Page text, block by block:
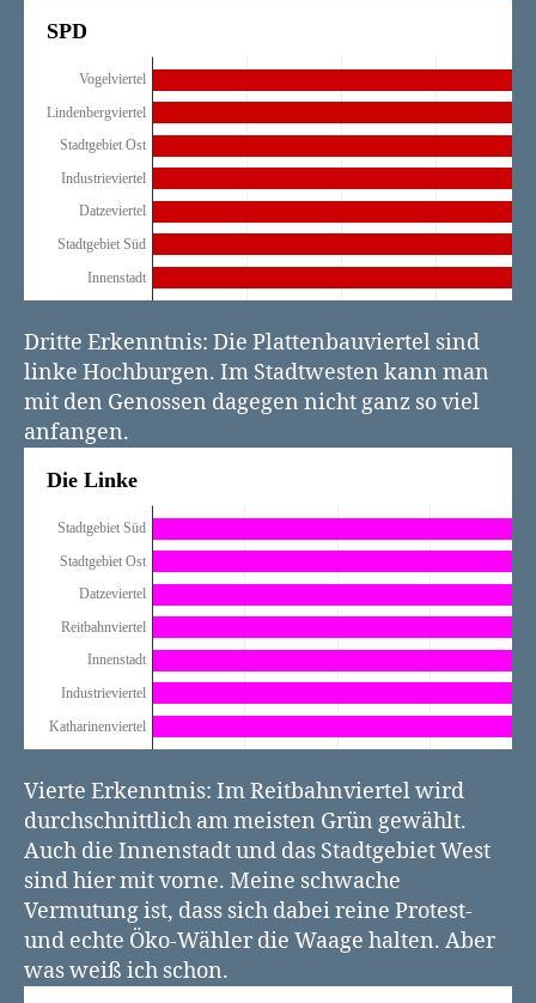
Dritte Erkenntnis: Die Plattenbauviertel sind
linke Hochburgen. Im Stadtwesten kann man
mit den Genossen dagegen nicht ganz so viel
anfangen.
Vierte Erkenntnis: Im Reitbahnviertel wird
durchschnittlich am meisten Grün gewählt.
Auch die Innenstadt und das Stadtgebiet West
sind hier mit vorne. Meine schwache
Vermutung ist, dass sich dabei reine Protest-
und echte Öko-Wähler die Waage halten. Aber
was weiß ich schon.